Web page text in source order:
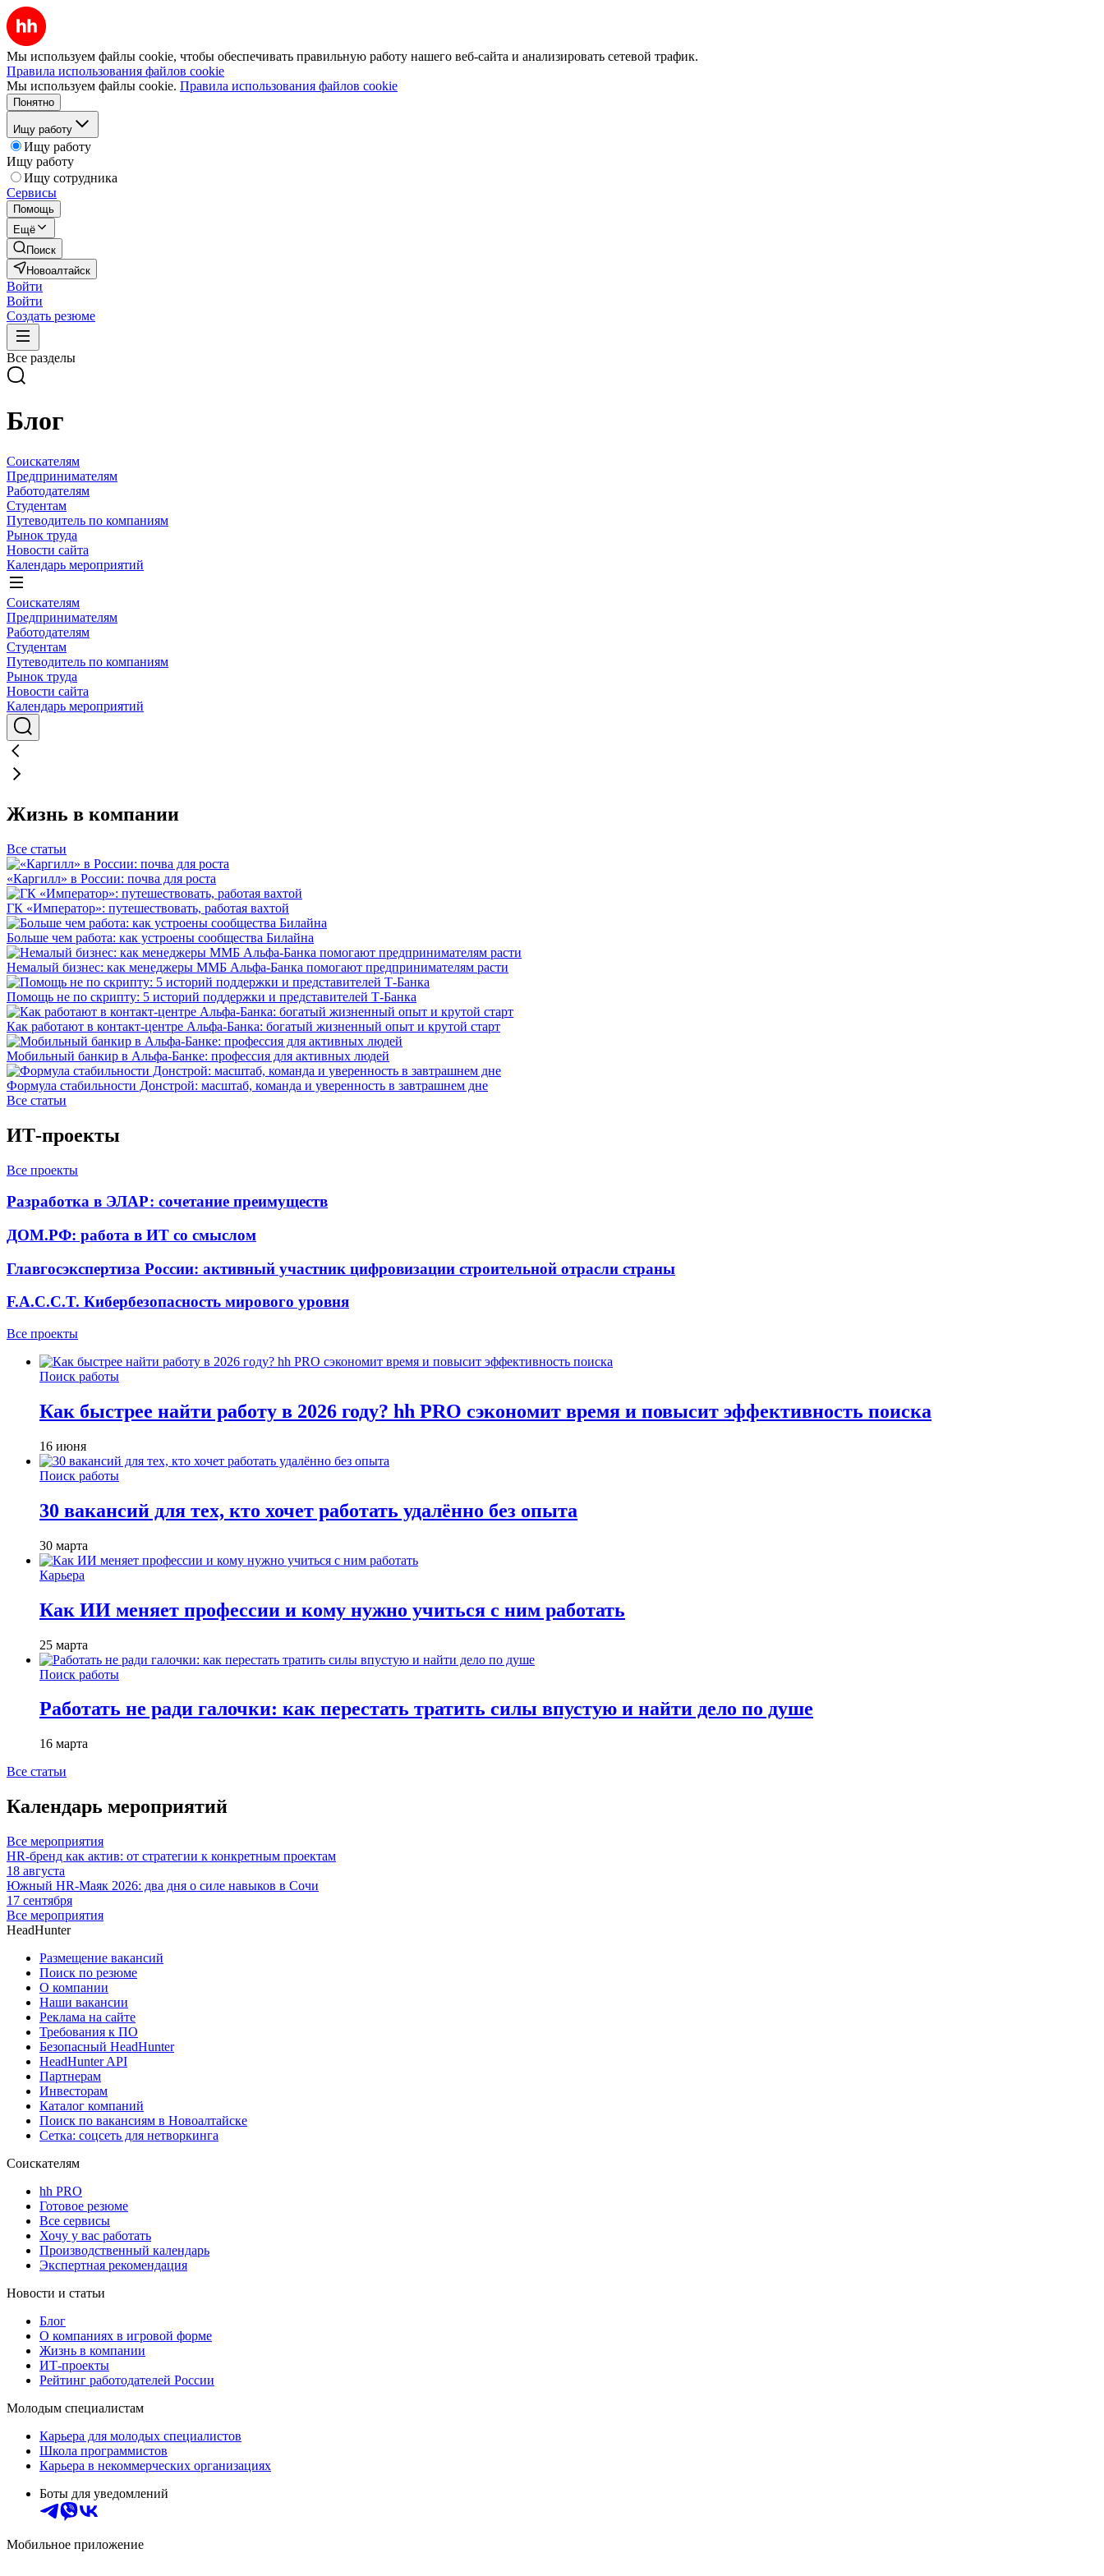
Мы используем файлы cookie, чтобы обеспечивать правильную работу нашего веб-сайта и анализировать сетевой трафик.
Правила использования файлов cookie
Мы используем файлы cookie. Правила использования файлов cookie
Понятно
Ищу работу
Ищу работу
Ищу работу
Ищу сотрудника
Сервисы
Помощь
Ещё
Поиск
Новоалтайск
Войти
Войти
Создать резюме
Все разделы
Блог
Соискателям
Предпринимателям
Работодателям
Студентам
Путеводитель по компаниям
Рынок труда
Новости сайта
Календарь мероприятий
Соискателям
Предпринимателям
Работодателям
Студентам
Путеводитель по компаниям
Рынок труда
Новости сайта
Календарь мероприятий
Жизнь в компании
Все статьи
«Каргилл» в России: почва для роста
ГК «Император»: путешествовать, работая вахтой
Больше чем работа: как устроены сообщества Билайна
Немалый бизнес: как менеджеры ММБ Альфа-Банка помогают предпринимателям расти
Помощь не по скрипту: 5 историй поддержки и представителей Т-Банка
Как работают в контакт-центре Альфа-Банка: богатый жизненный опыт и крутой старт
Мобильный банкир в Альфа-Банке: профессия для активных людей
Формула стабильности Донстрой: масштаб, команда и уверенность в завтрашнем дне
Все статьи
ИТ-проекты
Все проекты
Разработка в ЭЛАР: сочетание преимуществ
ДОМ.РФ: работа в ИТ со смыслом
Главгосэкспертиза России: активный участник цифровизации строительной отрасли страны
F.A.C.C.T. Кибербезопасность мирового уровня
Все проекты
Поиск работы
Как быстрее найти работу в 2026 году? hh PRO сэкономит время и повысит эффективность поиска
16 июня
Поиск работы
30 вакансий для тех, кто хочет работать удалённо без опыта
30 марта
Карьера
Как ИИ меняет профессии и кому нужно учиться с ним работать
25 марта
Поиск работы
Работать не ради галочки: как перестать тратить силы впустую и найти дело по душе
16 марта
Все статьи
Календарь мероприятий
Все мероприятия
HR-бренд как актив: от стратегии к конкретным проектам
18 августа
Южный HR-Маяк 2026: два дня о силе навыков в Сочи
17 сентября
Все мероприятия
HeadHunter
Размещение вакансий
Поиск по резюме
О компании
Наши вакансии
Реклама на сайте
Требования к ПО
Безопасный HeadHunter
HeadHunter API
Партнерам
Инвесторам
Каталог компаний
Поиск по вакансиям в Новоалтайске
Сетка: соцсеть для нетворкинга
Соискателям
hh PRO
Готовое резюме
Все сервисы
Хочу у вас работать
Производственный календарь
Экспертная рекомендация
Новости и статьи
Блог
О компаниях в игровой форме
Жизнь в компании
ИТ-проекты
Рейтинг работодателей России
Молодым специалистам
Карьера для молодых специалистов
Школа программистов
Карьера в некоммерческих организациях
Боты для уведомлений
Мобильное приложение